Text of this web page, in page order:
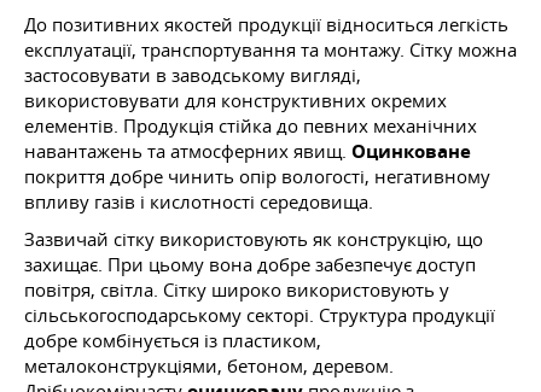
До позитивних якостей продукції відноситься легкість
експлуатації, транспортування та монтажу. Сітку можна
застосовувати в заводському вигляді,
використовувати для конструктивних окремих
елементів. Продукція стійка до певних механічних
навантажень та атмосферних явищ. Оцинковане
покриття добре чинить опір вологості, негативному
впливу газів і кислотності середовища.
Зазвичай сітку використовують як конструкцію, що
захищає. При цьому вона добре забезпечує доступ
повітря, світла. Сітку широко використовують у
сільськогосподарському секторі. Структура продукції
добре комбінується із пластиком,
металоконструкціями, бетоном, деревом.